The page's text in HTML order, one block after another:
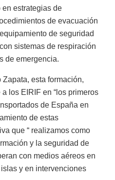
estrategias de
de evacuación
de seguridad
sistemas de respiración
de emergencia.
esta formación,
los EIRIF en “los primeros
de España en
de estas
que “ realizamos como
y la seguridad de
con medios aéreos en
y en intervenciones